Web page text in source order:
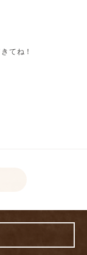
てね！